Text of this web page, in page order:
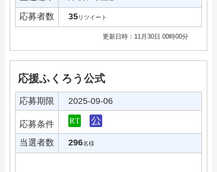
応募者数 35リツイート
更新日時：11月30日 00時00分
応援ふくろう公式
応募期限 2025-09-06
応募条件
当選者数
296名様